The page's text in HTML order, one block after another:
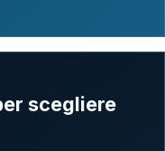
scegliere